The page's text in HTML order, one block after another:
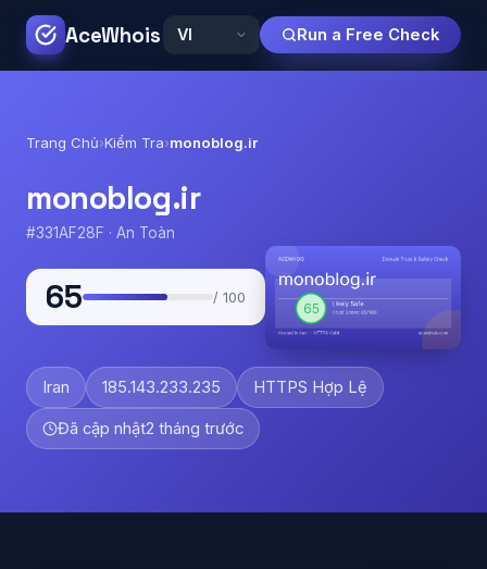
AceWhois Run a Free Check
Trang Chủ›Kiểm Tra›monoblog.ir
monoblog.ir
#331AF28F · An Toàn
65 / 100
Iran 185.143.233.235 HTTPS Hợp Lệ
Đã cập nhật2 tháng trước